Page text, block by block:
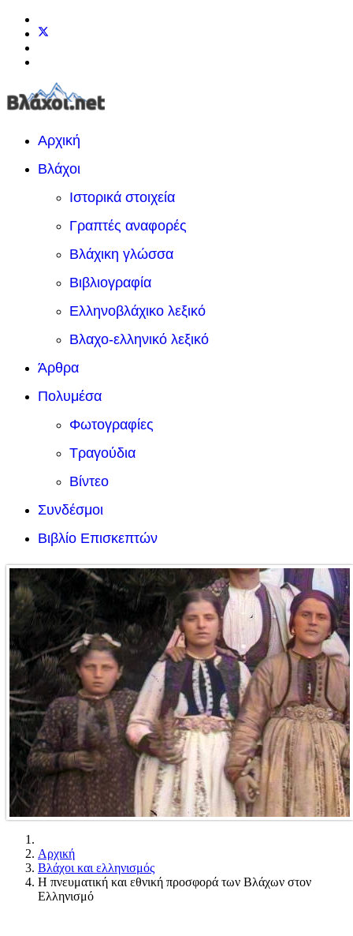
Αρχική
Βλάχοι
Ιστορικά στοιχεία
Γραπτές αναφορές
Βλάχικη γλώσσα
Βιβλιογραφία
Ελληνοβλάχικο λεξικό
Βλαχο-ελληνικό λεξικό
Άρθρα
Πολυμέσα
Φωτογραφίες
Τραγούδια
Βίντεο
Συνδέσμοι
Βιβλίο Επισκεπτών
Αρχική
Βλάχοι και ελληνισμός
Η πνευματική και εθνική προσφορά των Βλάχων στον
Ελληνισμό